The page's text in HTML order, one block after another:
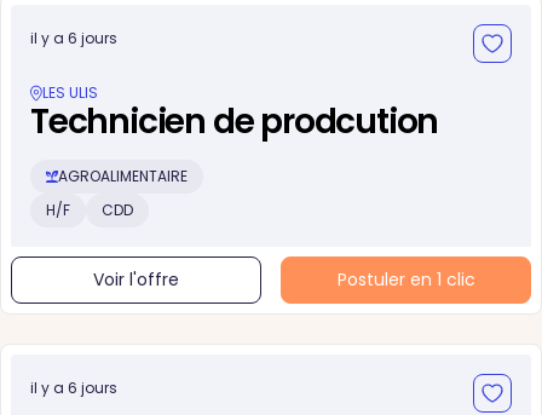
il y a 6 jours
LES ULIS
Technicien de prodcution
AGROALIMENTAIRE
H/F
CDD
Voir l'offre Postuler en 1 clic
il y a 6 jours